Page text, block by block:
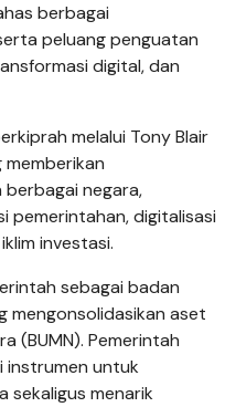
berbagai
peluang penguatan
digital, dan
melalui Tony Blair
berbagai negara,
pemerintahan, digitalisasi
investasi.
sebagai badan
mengonsolidasikan aset
(BUMN). Pemerintah
instrumen untuk
sekaligus menarik